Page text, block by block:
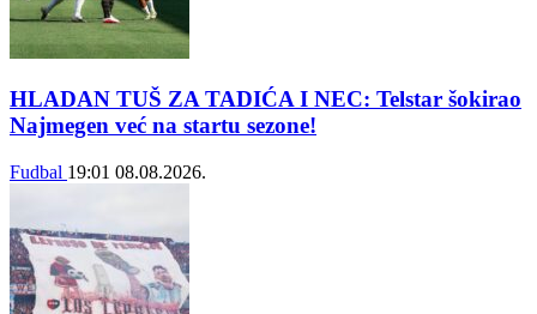
HLADAN TUŠ ZA TADIĆA I NEC: Telstar šokirao
Najmegen već na startu sezone!
Fudbal 19:01 08.08.2026.